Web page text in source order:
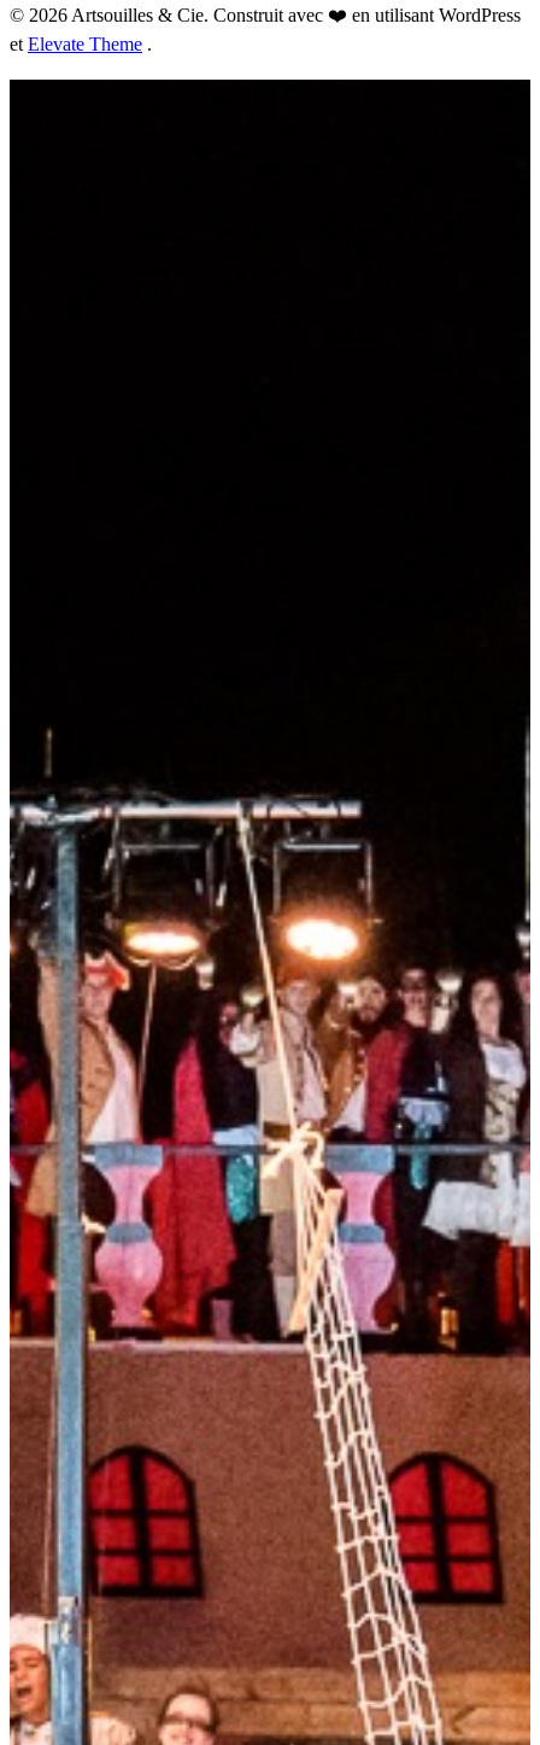
© 2026 Artsouilles & Cie. Construit avec ❤️ en utilisant WordPress
et Elevate Theme .